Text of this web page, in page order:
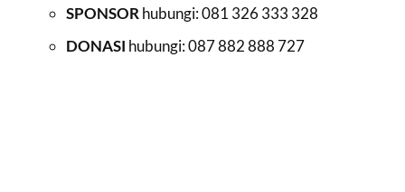
SPONSOR hubungi: 081 326 333 328
DONASI hubungi: 087 882 888 727